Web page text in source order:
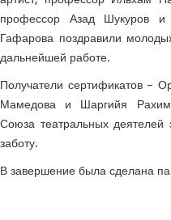
профессор Азад Шукуров и
Гафарова поздравили
дальнейшей работе.
Получатели сертификатов –
Мамедова и Шаргийя
Союза театральных
заботу.
В завершение была сделана